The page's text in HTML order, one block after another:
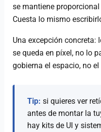
se mantiene
Cuesta lo mismo
Una excepción concreta:
se queda en píxel, no lo
gobierna el espacio, no
Tip: si quieres ver
antes de montar la
hay kits de UI y